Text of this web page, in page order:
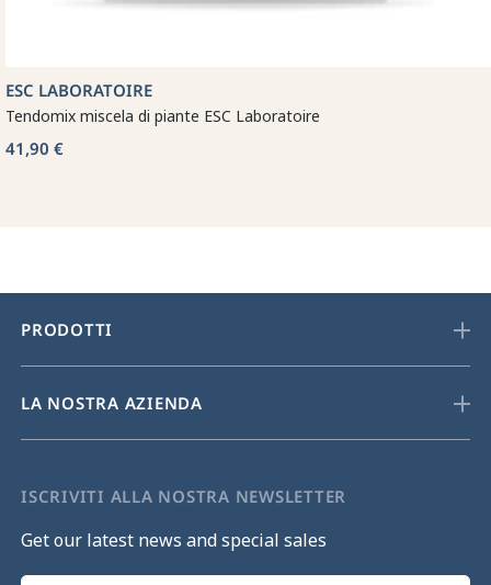
ESC LABORATOIRE
Tendomix miscela di piante ESC Laboratoire
41,90 €
PRODOTTI
LA NOSTRA AZIENDA
ISCRIVITI ALLA NOSTRA NEWSLETTER
Get our latest news and special sales